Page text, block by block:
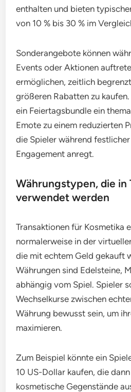
enthalten und bieten
von 10 % bis 30 % im
Sonderangebote können
Events oder Aktionen
ermöglichen, zeitlich
größeren Rabatten zu
ein Feiertagsbundle ein
Emote zu einem reduzierten
die Spieler während
Engagement anregt.
Währungstypen, die in
verwendet werden
Transaktionen für Kosmetika
normalerweise in der
die mit echtem Geld gekauft
Währungen sind Edelsteine,
abhängig vom Spiel. Spieler
Wechselkurse zwischen
Währung bewusst sein, um
maximieren.
Zum Beispiel könnte ein
10 US-Dollar kaufen, die
kosmetische Gegenstände